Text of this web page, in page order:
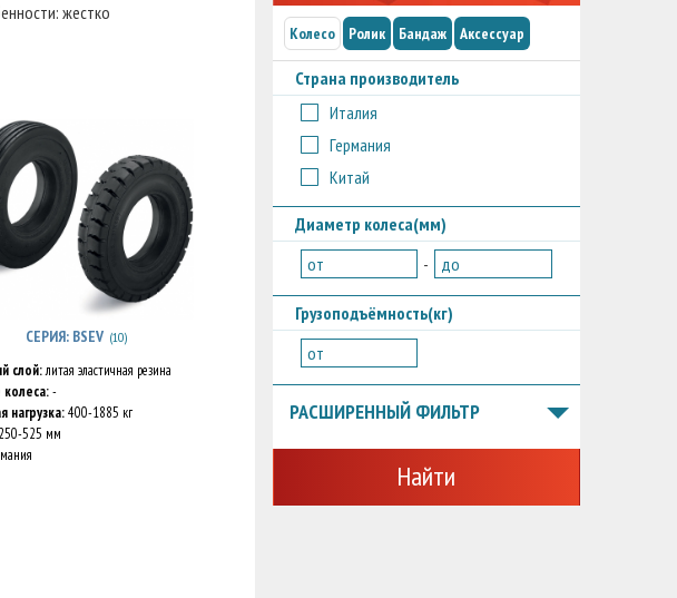
жестко
СЕРИЯ: BSEV (10)
слой:литая эластичная резина
колеса:-
нагрузка:400-1885 кг
250-525 мм
Колесо Ролик Бандаж Аксессуар
Страна производитель
Италия
Германия
Китай
Диаметр колеса(мм)
от
- до
Грузоподъёмность(кг)
от
РАСШИРЕННЫЙ ФИЛЬТР
Найти